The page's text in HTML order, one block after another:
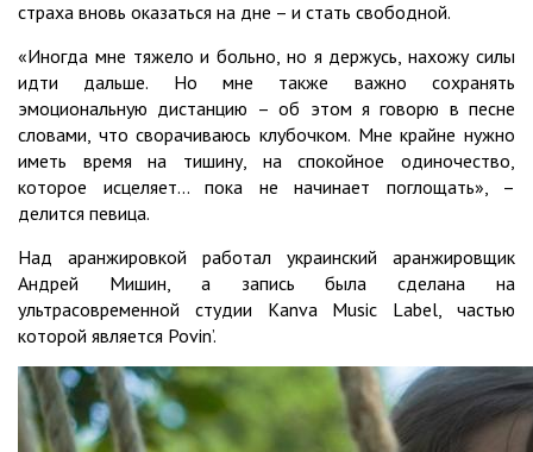
страха вновь оказаться на дне – и стать свободной.
«Иногда мне тяжело и больно, но я держусь, нахожу силы
идти дальше. Но мне также важно сохранять
эмоциональную дистанцию – об этом я говорю в песне
словами, что сворачиваюсь клубочком. Мне крайне нужно
иметь время на тишину, на спокойное одиночество,
которое исцеляет... пока не начинает поглощать», –
делится певица.
Над аранжировкой работал украинский аранжировщик
Андрей Мишин, а запись была сделана на
ультрасовременной студии Kanva Music Label, частью
которой является Povin’.